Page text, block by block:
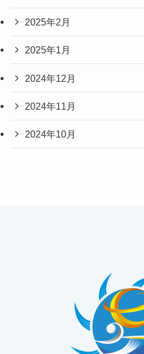
2025年2月
2025年1月
2024年12月
2024年11月
2024年10月